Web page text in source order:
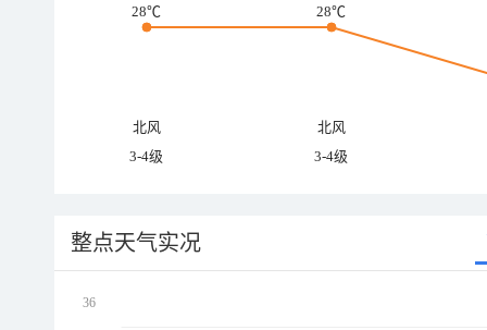
28℃ 28℃
北风
北风
3-4级
3-4级
整点天气实况
36